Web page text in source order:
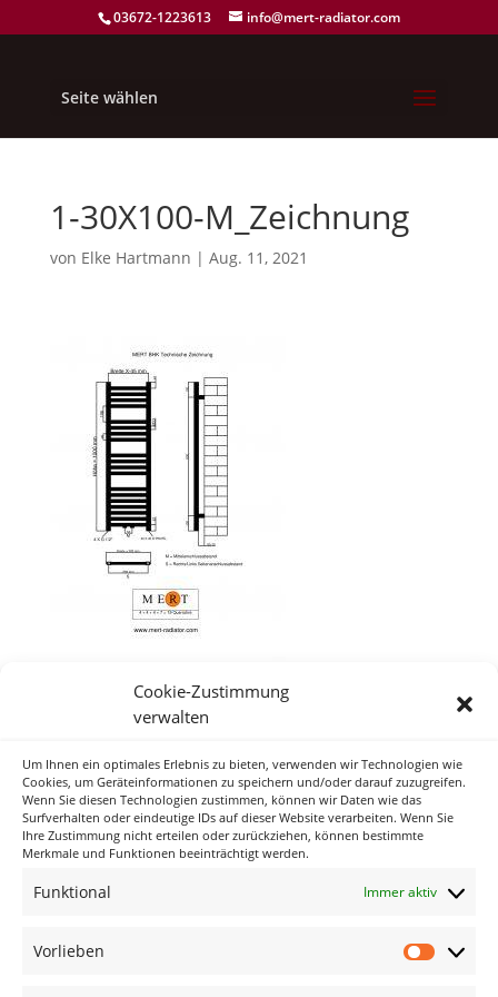
Cookie-Zustimmung
verwalten
Um Ihnen ein optimales Erlebnis zu bieten, verwenden wir Technologien wie
Cookies, um Geräteinformationen zu speichern und/oder darauf zuzugreifen.
Wenn Sie diesen Technologien zustimmen, können wir Daten wie das
Surfverhalten oder eindeutige IDs auf dieser Website verarbeiten. Wenn Sie
Ihre Zustimmung nicht erteilen oder zurückziehen, können bestimmte
Merkmale und Funktionen beeinträchtigt werden.
Funktional Immer aktiv
Vorlieben
03672-1223613 info@mert-radiator.com
Seite wählen
1-30X100-M_Zeichnung
von Elke Hartmann | Aug. 11, 2021
Neueste Kommentare
Archiv
Keine Kategorien